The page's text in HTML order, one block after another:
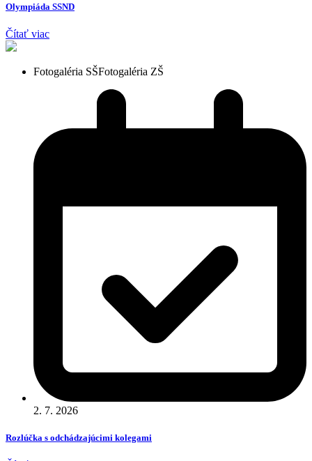
Olympiáda SSND
Čítať viac
Fotogaléria SŠFotogaléria ZŠ
2. 7. 2026
Rozlúčka s odchádzajúcimi kolegami